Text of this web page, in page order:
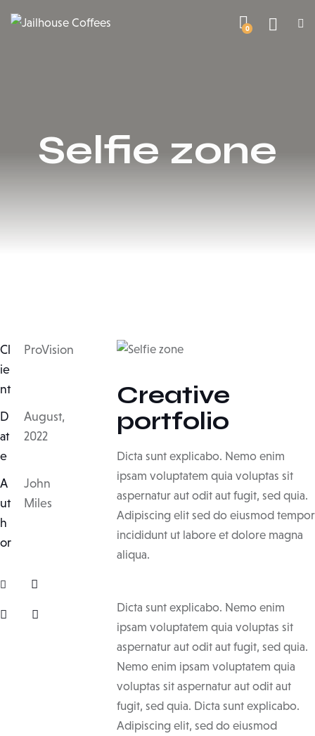
0
Selfie zone
Cl
ie
nt
ProVision
D
at
e
August,
2022
A
ut
h
or
John
Miles
Creative
portfolio
Dicta sunt explicabo. Nemo enim
ipsam voluptatem quia voluptas sit
aspernatur aut odit aut fugit, sed quia.
Adipiscing elit sed do eiusmod tempor
incididunt ut labore et dolore magna
aliqua.
Dicta sunt explicabo. Nemo enim
ipsam voluptatem quia voluptas sit
aspernatur aut odit aut fugit, sed quia.
Nemo enim ipsam voluptatem quia
voluptas sit aspernatur aut odit aut
fugit, sed quia. Dicta sunt explicabo.
Adipiscing elit, sed do eiusmod